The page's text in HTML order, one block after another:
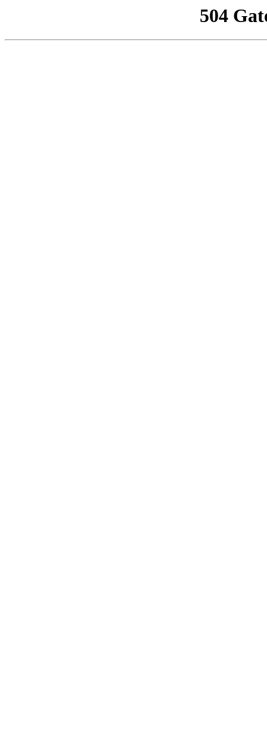
504